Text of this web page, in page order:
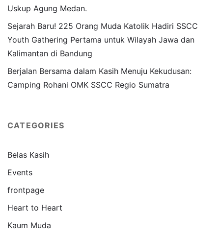
Uskup Agung Medan.
Sejarah Baru! 225 Orang Muda Katolik Hadiri SSCC
Youth Gathering Pertama untuk Wilayah Jawa dan
Kalimantan di Bandung
Berjalan Bersama dalam Kasih Menuju Kekudusan:
Camping Rohani OMK SSCC Regio Sumatra
CATEGORIES
Belas Kasih
Events
frontpage
Heart to Heart
Kaum Muda